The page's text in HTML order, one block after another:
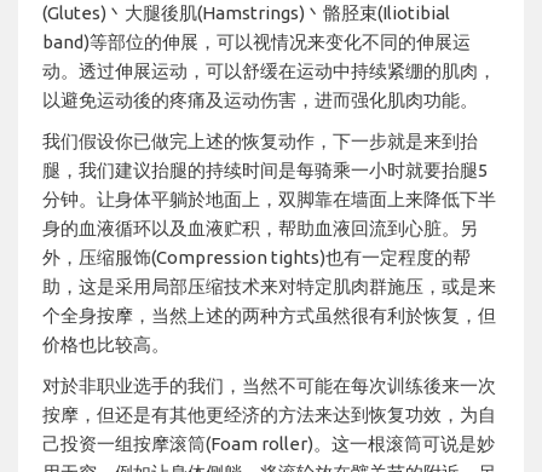
(Glutes)丶大腿後肌(Hamstrings)丶骼胫束(Iliotibial
band)等部位的伸展，可以视情况来变化不同的伸展运
动。透过伸展运动，可以舒缓在运动中持续紧绷的肌肉，
以避免运动後的疼痛及运动伤害，进而强化肌肉功能。
我们假设你已做完上述的恢复动作，下一步就是来到抬
腿，我们建议抬腿的持续时间是每骑乘一小时就要抬腿5
分钟。让身体平躺於地面上，双脚靠在墙面上来降低下半
身的血液循环以及血液贮积，帮助血液回流到心脏。另
外，压缩服饰(Compression tights)也有一定程度的帮
助，这是采用局部压缩技术来对特定肌肉群施压，或是来
个全身按摩，当然上述的两种方式虽然很有利於恢复，但
价格也比较高。
对於非职业选手的我们，当然不可能在每次训练後来一次
按摩，但还是有其他更经济的方法来达到恢复功效，为自
己投资一组按摩滚筒(Foam roller)。这一根滚筒可说是妙